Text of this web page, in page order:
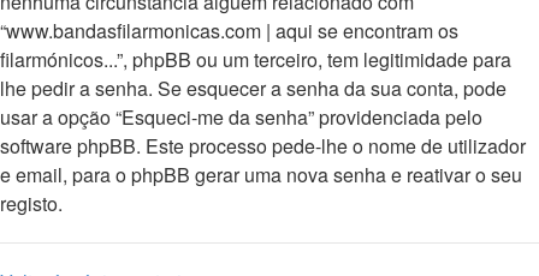
“www.bandasfilarmonicas.com | aqui se encontram os
filarmónicos...”, phpBB ou um terceiro, tem legitimidade para
lhe pedir a senha. Se esquecer a senha da sua conta, pode
usar a opção “Esqueci-me da senha” providenciada pelo
software phpBB. Este processo pede-lhe o nome de utilizador
e email, para o phpBB gerar uma nova senha e reativar o seu
registo.